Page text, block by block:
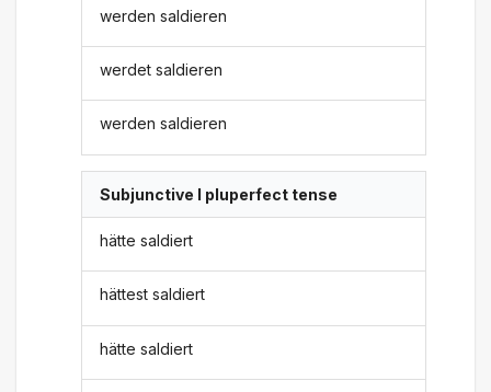
werden saldieren
werdet saldieren
werden saldieren
Subjunctive I pluperfect tense
hätte saldiert
hättest saldiert
hätte saldiert